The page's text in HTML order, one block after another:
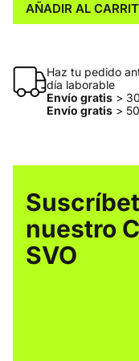
AÑADIR AL
Haz tu pedido
día laborable
Envío gratis>
Envío gratis>
nuestro
SVO